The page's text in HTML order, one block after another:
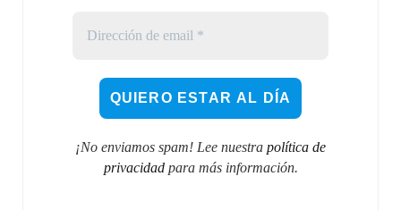
¡No enviamos spam! Lee nuestra política de
privacidadpara más información.